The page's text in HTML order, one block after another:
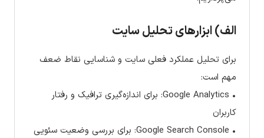
الف) ابزارهای تحلیل سایت
برای تحلیل عملکرد فعلی سایت و شناسایی نقاط ضعف
مهم است:
• Google Analytics: برای اندازه‌گیری ترافیک و رفتار
کاربران
• Google Search Console: برای بررسی وضعیت سئویی